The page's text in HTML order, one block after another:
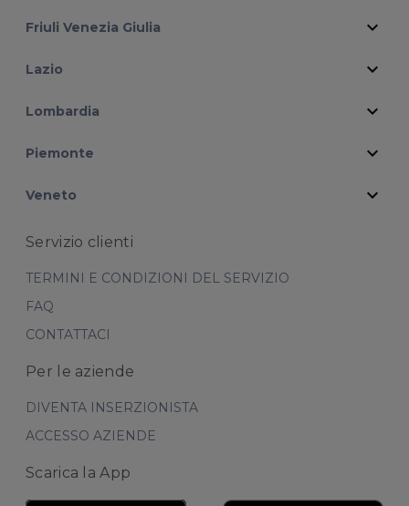
Friuli Venezia Giulia expand_more
Lazio expand_more
Lombardia expand_more
Piemonte expand_more
Veneto expand_more
Servizio clienti
TERMINI E CONDIZIONI DEL SERVIZIO
FAQ
CONTATTACI
Per le aziende
DIVENTA INSERZIONISTA
ACCESSO AZIENDE
Scarica la App